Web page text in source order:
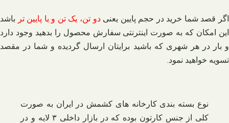
اگر قصد شما خرید در حجم پایین یعنیدو تن، یک تن و یا پایین تر باشد
این امکان که به صورت اینترنتی سفارش محصول را بدهید وجود دارد
و بار در هر شهری که باشید برایتان ارسال گردیده و شما در مقصد
تسویه خواهید نمود.
نوع بسته بندی کارخانه های کشمش در ایران به صورت
کلی از جنس کارتون بوده که در بازار داخلی ۳ لایه و در